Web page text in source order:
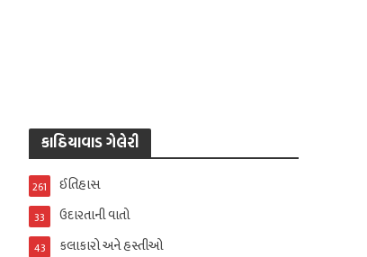
કાઠિયાવાડ ગેલેરી
ઈતિહાસ
261
ઉદારતાની વાતો
33
કલાકારો અને હસ્તીઓ
43